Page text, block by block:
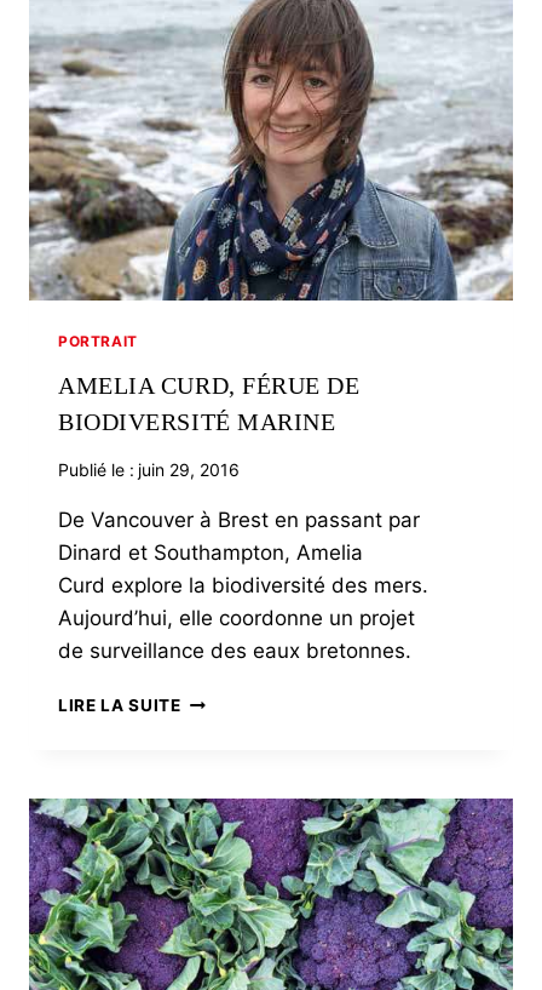
PORTRAIT
AMELIA CURD, FÉRUE DE
BIODIVERSITÉ MARINE
Publié le : juin 29, 2016
De Vancouver à Brest en passant par
Dinard et Southampton, Amelia
Curd explore la biodiversité des mers.
Aujourd’hui, elle coordonne un projet
de surveillance des eaux bretonnes.
LIRE LA SUITEAMELIA
BIODIVERSITÉ
MARINE